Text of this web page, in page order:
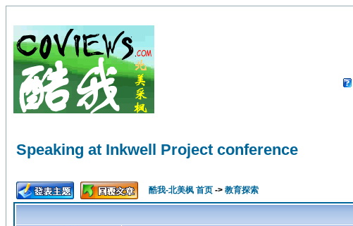
Speaking at Inkwell Project conference
酷我-北美枫 首页 -> 教育探索